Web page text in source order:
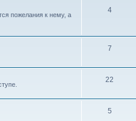
пожелания к нему, а
4
7
22
5